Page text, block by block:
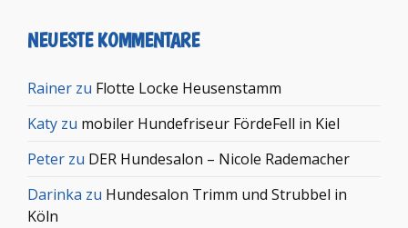
NEUESTE KOMMENTARE
Rainer zu Flotte Locke Heusenstamm
Katy zu mobiler Hundefriseur FördeFell in Kiel
Peter zu DER Hundesalon – Nicole Rademacher
Darinka zu Hundesalon Trimm und Strubbel in
Köln